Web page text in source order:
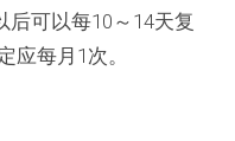
后可以每10～14天复
应每月1次。